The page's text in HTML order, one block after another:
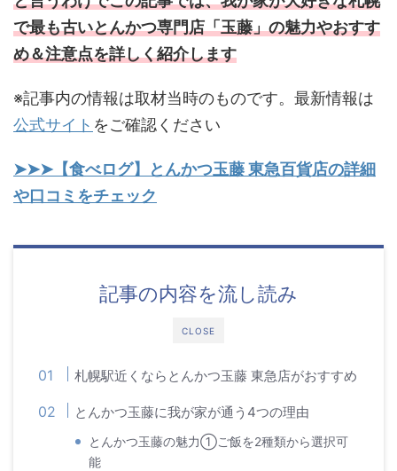
で最も古いとんかつ専門店「玉藤」の魅力やおすす
め＆注意点を詳しく紹介します
※記事内の情報は取材当時のものです。最新情報は
公式サイト をご確認ください
➤➤➤【食べログ】とんかつ玉藤 東急百貨店の詳細
や口コミをチェック
CLOSE
記事の内容を流し読み
札幌駅近くならとんかつ玉藤 東急店がおすすめ
とんかつ玉藤に我が家が通う4つの理由
とんかつ玉藤の魅力①ご飯を2種類から選択可
能